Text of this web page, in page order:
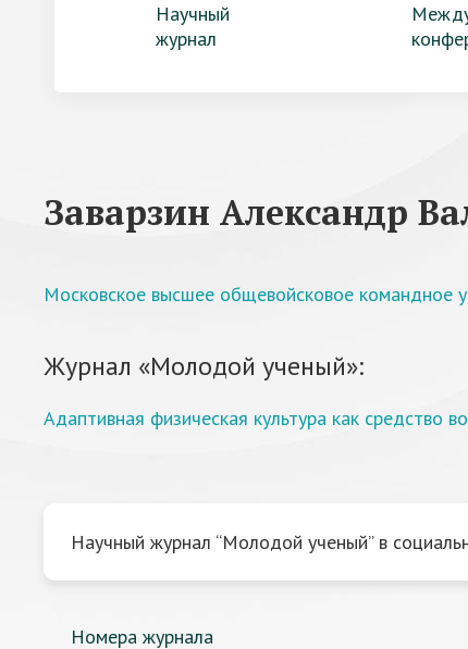
Научный
журнал
Заварзин Александр
Московское высшее общевойсковое командное
Журнал «Молодой ученый»:
Адаптивная физическая культура как средство
Научный журнал “Молодой ученый” в
Номера журнала